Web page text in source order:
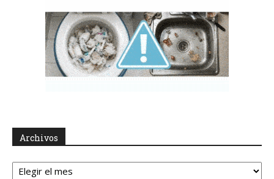
Archivos
Archivos